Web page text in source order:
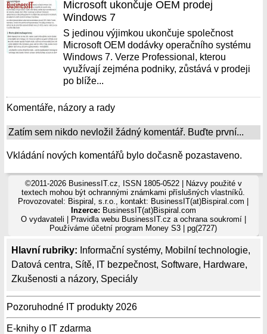
Hlavní rubriky: Informační systémy, Mobilní technologie,
Datová centra, Sítě, IT bezpečnost, Software, Hardware,
Zkušenosti a názory, Speciály
Pozoruhodné IT produkty 2026
E-knihy o IT zdarma
Microsoft ukončuje OEM prodej
Windows 7
S jedinou výjimkou ukončuje společnost
Microsoft OEM dodávky operačního systému
Windows 7. Verze Professional, kterou
využívají zejména podniky, zůstává v prodeji
po blíže...
Komentáře, názory a rady
Zatím sem nikdo nevložil žádný komentář. Buďte první...
Vkládání nových komentářů bylo dočasně pozastaveno.
©2011-2026 BusinessIT.cz, ISSN 1805-0522 | Názvy použité v
textech mohou být ochrannými známkami příslušných vlastníků.
Provozovatel: Bispiral, s.r.o., kontakt: BusinessIT(at)Bispiral.com |
Inzerce: BusinessIT(at)Bispiral.com
O vydavateli
Pravidla webu BusinessIT.cz a ochrana soukromí|
Používámeúčetní program Money S3 | pg(2727)